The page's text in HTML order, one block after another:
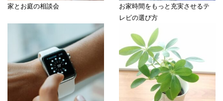
家とお庭の相談会
お家時間をもっと充実させるテ
レビの選び方